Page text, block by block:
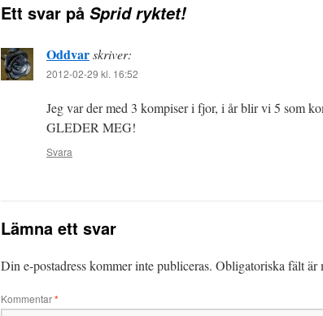
Ett svar på Sprid ryktet!
Oddvarskriver:
2012-02-29 kl. 16:52
Jeg var der med 3 kompiser i fjor, i år blir vi 5 som
GLEDER MEG!
Svara
Lämna ett svar
Din e-postadress kommer inte publiceras. Obligatoriska fält är
Kommentar*